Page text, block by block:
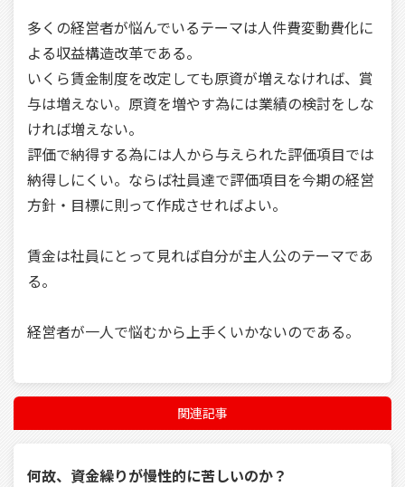
多くの経営者が悩んでいるテーマは人件費変動費化に
よる収益構造改革である。
いくら賃金制度を改定しても原資が増えなければ、賞
与は増えない。原資を増やす為には業績の検討をしな
ければ増えない。
評価で納得する為には人から与えられた評価項目では
納得しにくい。ならば社員達で評価項目を今期の経営
方針・目標に則って作成させればよい。
賃金は社員にとって見れば自分が主人公のテーマであ
る。
経営者が一人で悩むから上手くいかないのである。
関連記事
何故、資金繰りが慢性的に苦しいのか？